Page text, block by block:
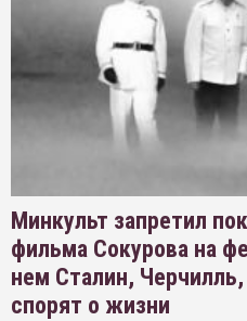
Минкульт запретил
фильма Сокурова на
нем Сталин,
спорят о жизни